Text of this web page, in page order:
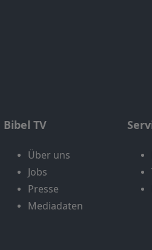
Bibel TV
Über uns
Jobs
Presse
Mediadaten